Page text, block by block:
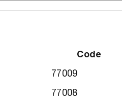
Code
77009
77008